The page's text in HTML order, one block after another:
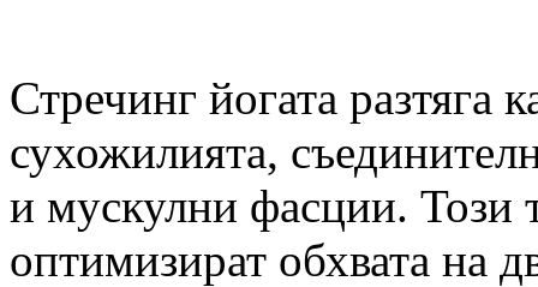
Стречинг йогата разтяга
сухожилията,
и мускулни фасции. Този
оптимизират обхвата на